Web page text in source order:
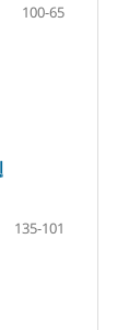
100-65
135-101